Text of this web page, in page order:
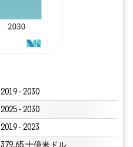
2019 - 2030
2025 - 2030
2019 - 2023
379.65 十億米ドル